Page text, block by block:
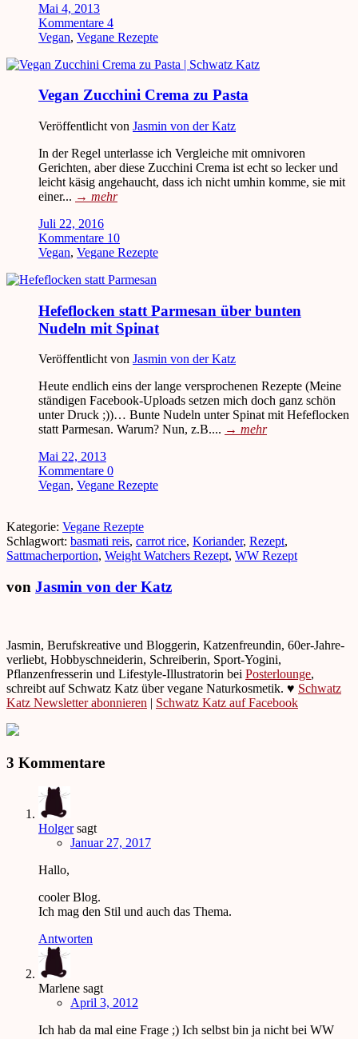
Mai 4, 2013
Kommentare 4
Vegan, Vegane Rezepte
Vegan Zucchini Crema zu Pasta
Veröffentlicht von Jasmin von der Katz
In der Regel unterlasse ich Vergleiche mit omnivoren
Gerichten, aber diese Zucchini Crema ist echt so lecker und
leicht käsig angehaucht, dass ich nicht umhin komme, sie mit
einer... → mehr
Juli 22, 2016
Kommentare 10
Vegan, Vegane Rezepte
Hefeflocken statt Parmesan über bunten
Nudeln mit Spinat
Veröffentlicht von Jasmin von der Katz
Heute endlich eins der lange versprochenen Rezepte (Meine
ständigen Facebook-Uploads setzen mich doch ganz schön
unter Druck ;))… Bunte Nudeln unter Spinat mit Hefeflocken
statt Parmesan. Warum? Nun, z.B.... → mehr
Mai 22, 2013
Kommentare 0
Vegan, Vegane Rezepte
Kategorie: Vegane Rezepte
Schlagwort: basmati reis, carrot rice, Koriander, Rezept,
Sattmacherportion, Weight Watchers Rezept, WW Rezept
von Jasmin von der Katz
Jasmin, Berufskreative und Bloggerin, Katzenfreundin, 60er-Jahre-
verliebt, Hobbyschneiderin, Schreiberin, Sport-Yogini,
Pflanzenfresserin und Lifestyle-Illustratorin bei Posterlounge,
schreibt auf Schwatz Katz über vegane Naturkosmetik. ♥ Schwatz
Katz Newsletter abonnieren | Schwatz Katz auf Facebook
3 Kommentare
Holger sagt
Januar 27, 2017
Hallo,
cooler Blog.
Ich mag den Stil und auch das Thema.
Antworten
Marlene sagt
April 3, 2012
Ich hab da mal eine Frage ;) Ich selbst bin ja nicht bei WW